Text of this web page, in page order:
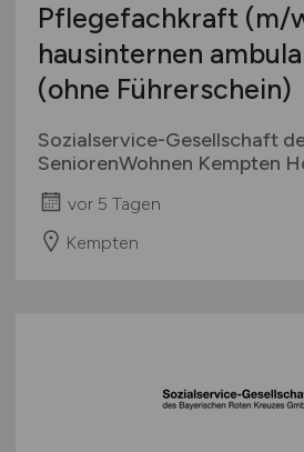
Pflegefachkraft (m/
hausinternen
(ohne Führerschein)
Sozialservice-Gesellschaft
SeniorenWohnen Kempten
vor 5 Tagen
Kempten